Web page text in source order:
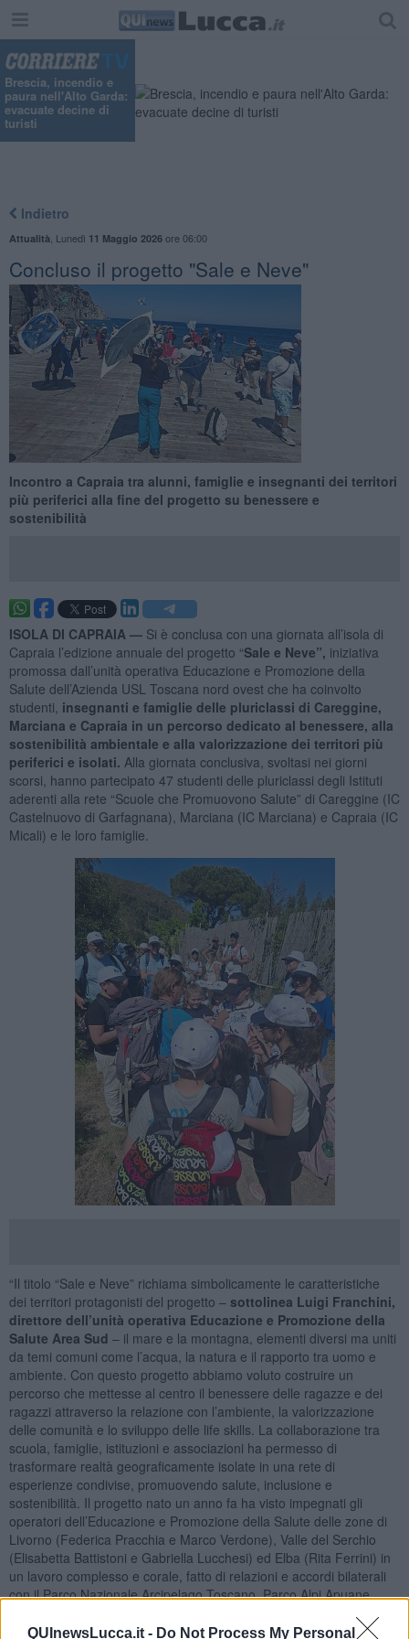
QUInewsLucca.it - Do Not Process My Personal
Brescia, incendio e
paura nell'Alto Garda:
evacuate decine di
turisti
Indietro
Attualità Lunedì 11 Maggio 2026ore 06:00
Concluso il progetto "Sale e Neve"
Incontro a Capraia tra alunni, famiglie e insegnanti dei territori
più periferici alla fine del progetto su benessere e
sostenibilità
ISOLA DI CAPRAIA — Si è conclusa con una giornata all’isola di
Capraia l’edizione annuale del progetto “Sale e Neve”, iniziativa
promossa dall’unità operativa Educazione e Promozione della
Salute dell’Azienda USL Toscana nord ovest che ha coinvolto
studenti, insegnanti e famiglie delle pluriclassi di Careggine,
Marciana e Capraia in un percorso dedicato al benessere, alla
sostenibilità ambientale e alla valorizzazione dei territori più
periferici e isolati. Alla giornata conclusiva, svoltasi nei giorni
scorsi, hanno partecipato 47 studenti delle pluriclassi degli Istituti
aderenti alla rete “Scuole che Promuovono Salute” di Careggine (IC
Castelnuovo di Garfagnana), Marciana (IC Marciana) e Capraia (IC
Micali) e le loro famiglie.
“Il titolo “Sale e Neve” richiama simbolicamente le caratteristiche
dei territori protagonisti del progetto – sottolinea Luigi Franchini,
direttore dell’unità operativa Educazione e Promozione della
Salute Area Sud – il mare e la montagna, elementi diversi ma uniti
da temi comuni come l’acqua, la natura e il rapporto tra uomo e
ambiente. Con questo progetto abbiamo voluto costruire un
percorso che mettesse al centro il benessere delle ragazze e dei
ragazzi attraverso la relazione con l’ambiente, la valorizzazione
delle comunità e lo sviluppo delle life skills. La collaborazione tra
scuola, famiglie, istituzioni e associazioni ha permesso di
trasformare realtà geograficamente isolate in una rete di
esperienze condivise, promuovendo salute, inclusione e
sostenibilità. Il progetto nato un anno fa ha visto impegnati gli
operatori dell’Educazione e Promozione della Salute delle zone di
Livorno (Federica Pracchia e Marco Verdone), Valle del Serchio
(Elisabetta Battistoni e Gabriella Lucchesi) ed Elba (Rita Ferrini) in
un lavoro complesso e corale, fatto di relazioni e accordi bilaterali
con il Parco Nazionale Arcipelago Toscano, Parco Alpi Apuane,
insegnanti e genitori di queste tre località con difficoltà logistiche,